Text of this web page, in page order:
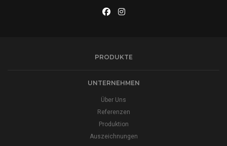
PRODUKTE
UNTERNEHMEN
Über Uns
Referenzen
Produktion
Auszeichnungen